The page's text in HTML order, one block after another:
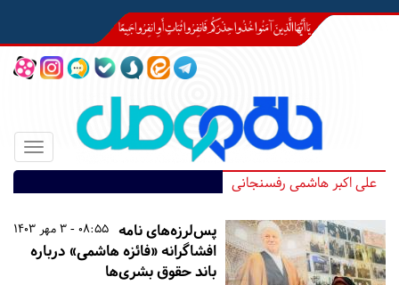
Toggle
علی اکبر هاشمی رفسنجانی
08:55 - 3 مهر 1403 پس‌لرزه‌های نامه
افشاگرانه «فائزه هاشمی» درباره
باند حقوق‌ بشری‌ها